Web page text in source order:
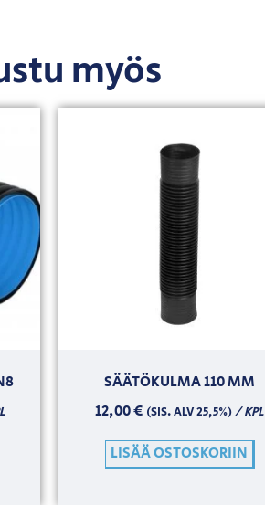
myös
SÄÄTÖKULMA 110 MM
12,00€ (SIS. ALV 25,5%)/ KPL
LISÄÄ OSTOSKORIIN